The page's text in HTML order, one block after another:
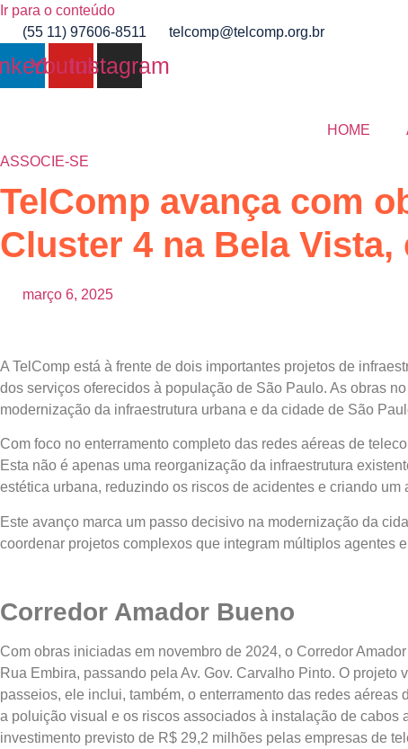
Ir para o conteúdo
(55 11) 97606-8511
telcomp@telcomp.org.br
YoutubeInstagram
HOME
ASSOCIE-SE
TelComp avança com
Cluster 4 na Bela Vista,
março 6, 2025
A TelComp está à frente de dois importantes projetos de
dos serviços oferecidos à população de São Paulo. As obras
modernização da infraestrutura urbana e da cidade de São
Com foco no enterramento completo das redes aéreas de
Esta não é apenas uma reorganização da infraestrutura
estética urbana, reduzindo os riscos de acidentes e criando
Este avanço marca um passo decisivo na modernização da
coordenar projetos complexos que integram múltiplos agentes
Corredor Amador Bueno
Com obras iniciadas em novembro de 2024, o Corredor
Rua Embira, passando pela Av. Gov. Carvalho Pinto. O
passeios, ele inclui, também, o enterramento das redes
a poluição visual e os riscos associados à instalação de
investimento previsto de R$ 29,2 milhões pelas empresas de